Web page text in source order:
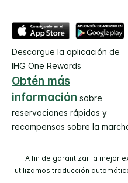
Descargue la aplicación de
IHG One Rewards
Obtén más
información sobre
reservaciones rápidas y
recompensas sobre la
A fin de garantizar la mejor
utilizamos traducción